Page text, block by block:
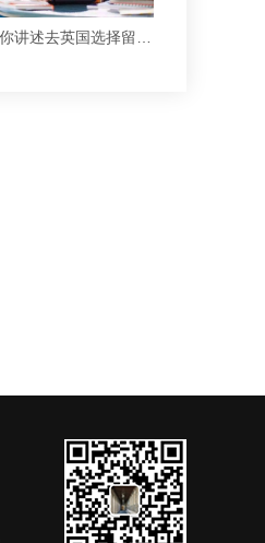
复臣留学中介为你讲述去英国选择留学中介机构指南